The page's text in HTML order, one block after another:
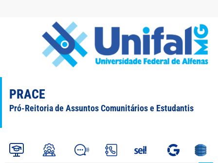
PRACE
Pró-Reitoria de Assuntos Comunitários e Estudantis